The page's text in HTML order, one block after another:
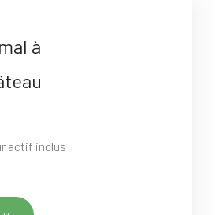
à
actif inclus